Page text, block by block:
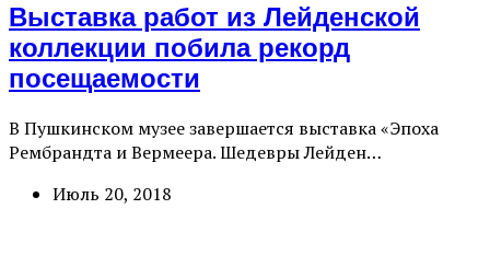
Выставка работ из Лейденской
коллекции побила рекорд
посещаемости
В Пушкинском музее завершается выставка «Эпоха
Рембрандта и Вермеера. Шедевры Лейден…
Июль 20, 2018